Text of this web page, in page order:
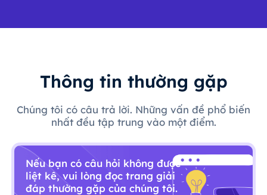
Thông tin thường gặp
Chúng tôi có câu trả lời. Những vấn đề phổ biến
nhất đều tập trung vào một điểm.
Nếu bạn có câu hỏi không được
liệt kê, vui lòng đọc trang giải
đáp thường gặp của chúng tôi.